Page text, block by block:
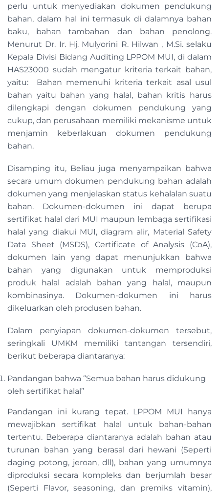
perlu untuk menyediakan dokumen pendukung
bahan, dalam hal ini termasuk di dalamnya bahan
baku, bahan tambahan dan bahan penolong.
Menurut Dr. Ir. Hj. Mulyorini R. Hilwan , M.Si. selaku
Kepala Divisi Bidang Auditing LPPOM MUI, di dalam
HAS23000 sudah mengatur kriteria terkait bahan,
yaitu: Bahan memenuhi kriteria terkait asal usul
bahan yaitu bahan yang halal, bahan kritis harus
dilengkapi dengan dokumen pendukung yang
cukup, dan perusahaan memiliki mekanisme untuk
menjamin keberlakuan dokumen pendukung
bahan.
Disamping itu, Beliau juga menyampaikan bahwa
secara umum dokumen pendukung bahan adalah
dokumen yang menjelaskan status kehalalan suatu
bahan. Dokumen-dokumen ini dapat berupa
sertifikat halal dari MUI maupun lembaga sertifikasi
halal yang diakui MUI, diagram alir, Material Safety
Data Sheet (MSDS), Certificate of Analysis (CoA),
dokumen lain yang dapat menunjukkan bahwa
bahan yang digunakan untuk memproduksi
produk halal adalah bahan yang halal, maupun
kombinasinya. Dokumen-dokumen ini harus
dikeluarkan oleh produsen bahan.
Dalam penyiapan dokumen-dokumen tersebut,
seringkali UMKM memiliki tantangan tersendiri,
berikut beberapa diantaranya:
Pandangan bahwa “Semua bahan harus didukung
oleh sertifikat halal”
Pandangan ini kurang tepat. LPPOM MUI hanya
mewajibkan sertifikat halal untuk bahan-bahan
tertentu. Beberapa diantaranya adalah bahan atau
turunan bahan yang berasal dari hewani (Seperti
daging potong, jeroan, dll), bahan yang umumnya
diproduksi secara kompleks dan berjumlah besar
(Seperti Flavor, seasoning, dan premiks vitamin),